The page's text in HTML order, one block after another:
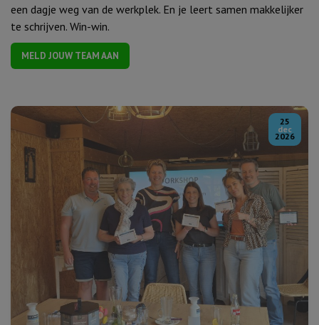
een dagje weg van de werkplek. En je leert samen makkelijker
te schrijven. Win-win.
MELD JOUW TEAM AAN
25
dec
2026